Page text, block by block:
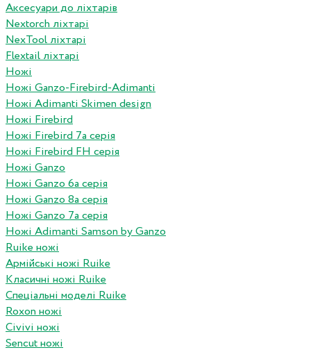
Аксесуари до ліхтарів
Nextorch ліхтарі
NexTool ліхтарі
Flextail ліхтарі
Ножі
Ножі Ganzo-Firebird-Adimanti
Ножі Adimanti Skimen design
Ножі Firebird
Ножі Firebird 7а серія
Ножі Firebird FH серія
Ножі Ganzo
Ножі Ganzo 6а серія
Ножі Ganzo 8а серія
Ножі Ganzo 7а серія
Ножі Adimanti Samson by Ganzo
Ruike ножі
Армійські ножі Ruike
Класичні ножі Ruike
Спеціальні моделі Ruike
Roxon ножi
Civivi ножі
Sencut ножі